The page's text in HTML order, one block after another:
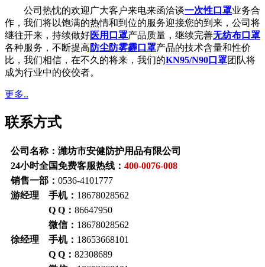
公司热忱的欢迎广大客户来电来函洽谈一次性口罩业务合
作，我们将以饱满的热情和到位的服务迎接您的到来，公司将
继往开来，持续做好医用口罩产品质量，继续完善无纺布口罩
各种服务，不断提高 防尘防雾霾口罩产品的技术含量和性价
比，我们相信，在不久的将来，我们的KN95/N90口罩团队将
成为行业中的佼佼者。
更多..
联系方式
公司名称：潍坊市安健防护用品有限公司
24小时全国免费客服热线： 400-0076-008
销售一部： 0536-4101777
游经理 手机： 18678028562
Q Q： 86647950
微信： 18678028562
徐经理 手机： 18653668101
Q Q： 82308689